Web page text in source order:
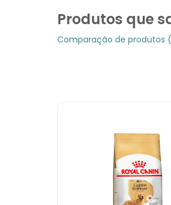
Produtos que
Comparação de produtos